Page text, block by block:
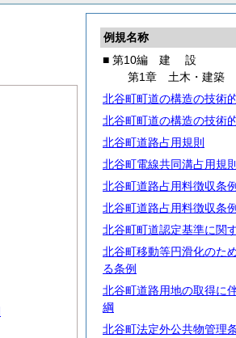
例規名称
■ 第10編 建 設
第1章 土木・建築
北谷町町道の構造の技術
北谷町町道の構造の技術
北谷町道路占用規則
北谷町電線共同溝占用規則
北谷町道路占用料徴収条例
北谷町道路占用料徴収条
北谷町町道認定基準に関
北谷町移動等円滑化のた
る条例
北谷町道路用地の取得に
綱
北谷町法定外公共物管理